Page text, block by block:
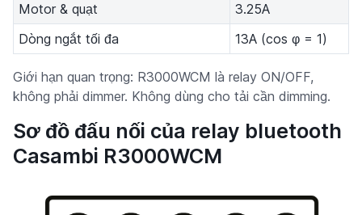
Motor & quạt
3.25A
Dòng ngắt tối đa
13A (cos φ = 1)
Giới hạn quan trọng: R3000WCM là relay ON/OFF,
không phải dimmer. Không dùng cho tải cần dimming.
Sơ đồ đấu nối của relay bluetooth
Casambi R3000WCM